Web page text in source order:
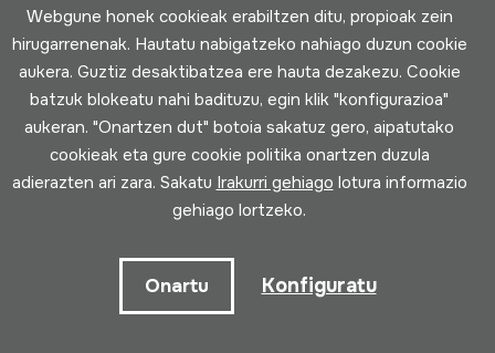
16 17 18 19 20
Webgune honek cookieak erabiltzen ditu, propioak zein
hirugarrenenak. Hautatu nabigatzeko nahiago duzun cookie
aukera. Guztiz desaktibatzea ere hauta dezakezu. Cookie
batzuk blokeatu nahi badituzu, egin klik "konfigurazioa"
aukeran. "Onartzen dut" botoia sakatuz gero, aipatutako
cookieak eta gure cookie politika onartzen duzula
adierazten ari zara. Sakatu Irakurri gehiago lotura informazio
gehiago lortzeko.
Onartu Konfiguratu